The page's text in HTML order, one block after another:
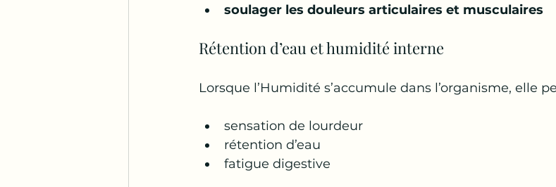
soulager les douleurs articulaires et musculaires
Rétention d’eau et humidité interne
Lorsque l’Humidité s’accumule dans l’organisme, elle
sensation de lourdeur
rétention d’eau
fatigue digestive